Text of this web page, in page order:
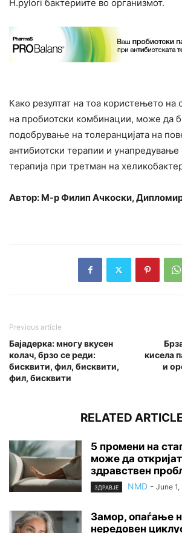
H.pylori бактериите во организмот.
Како резултат на тоа користењето на
на пробиотски комбинации, може да
подобрување на толеранцијата на
антибиотски терапии и унапредување
терапија при третман на
Автор: М-р Филип Ачкоски,
Previous article
Бајадерка: многу вкусен
колач, брзо се реди:
бисквити, фил, бисквити,
фил, бисквити
кисела
и
RELATED
5 промени на
може да
здравствен
ЗДРАВЈЕ NMD - June
Замор, опаѓање
нередовен